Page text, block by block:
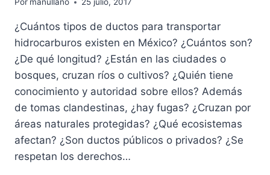
Por manullano 25 julio, 2017
¿Cuántos tipos de ductos para transportar
hidrocarburos existen en México? ¿Cuántos son?
¿De qué longitud? ¿Están en las ciudades o
bosques, cruzan ríos o cultivos? ¿Quién tiene
conocimiento y autoridad sobre ellos? Además
de tomas clandestinas, ¿hay fugas? ¿Cruzan por
áreas naturales protegidas? ¿Qué ecosistemas
afectan? ¿Son ductos públicos o privados? ¿Se
respetan los derechos…